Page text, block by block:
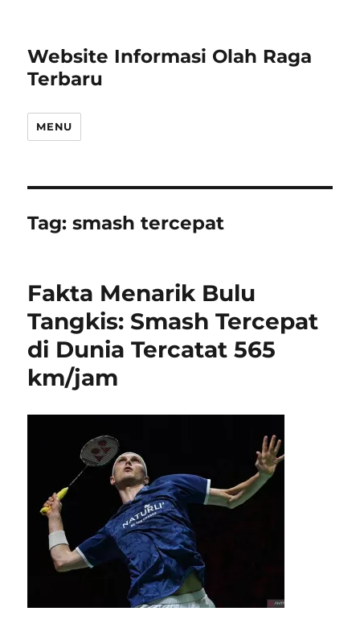
Website Informasi Olah Raga
Terbaru
MENU
Tag:smash tercepat
Fakta Menarik Bulu
Tangkis: Smash Tercepat
di Dunia Tercatat 565
km/jam